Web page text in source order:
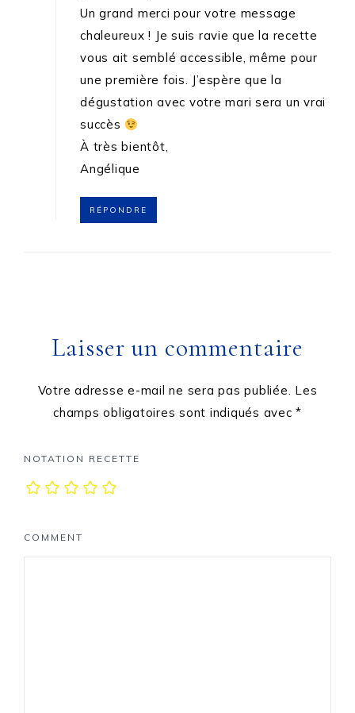
Un grand merci pour votre message
chaleureux ! Je suis ravie que la recette
vous ait semblé accessible, même pour
une première fois. J’espère que la
dégustation avec votre mari sera un vrai
succès
À très bientôt,
Angélique
RÉPONDRE
Laisser un commentaire
Votre adresse e-mail ne sera pas publiée. Les
champs obligatoires sont indiqués avec*
NOTATION RECETTE
COMMENT